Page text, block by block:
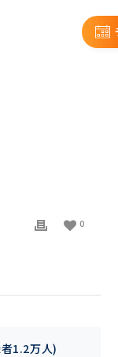
0
1.2万人)